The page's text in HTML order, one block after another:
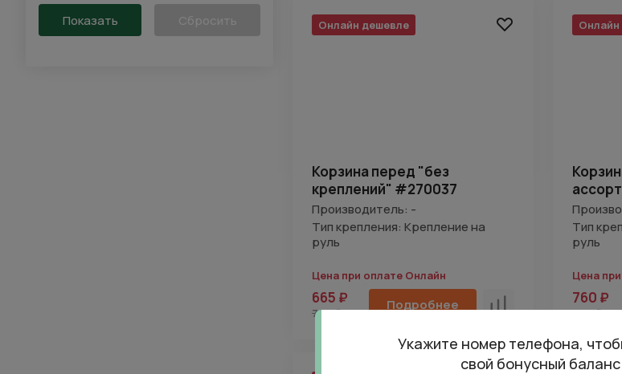
Онлайн дешевле
Корзина перед "без
креплений" #270037
Производитель: -
Тип крепления: Крепление на
руль
Цена при оплате Онлайн
665 ₽
700 ₽ Подробнее Сравнить
Тип
руль
Цена
760 ₽
800 ₽
Укажите номер телефона,
свой бонусный баланс